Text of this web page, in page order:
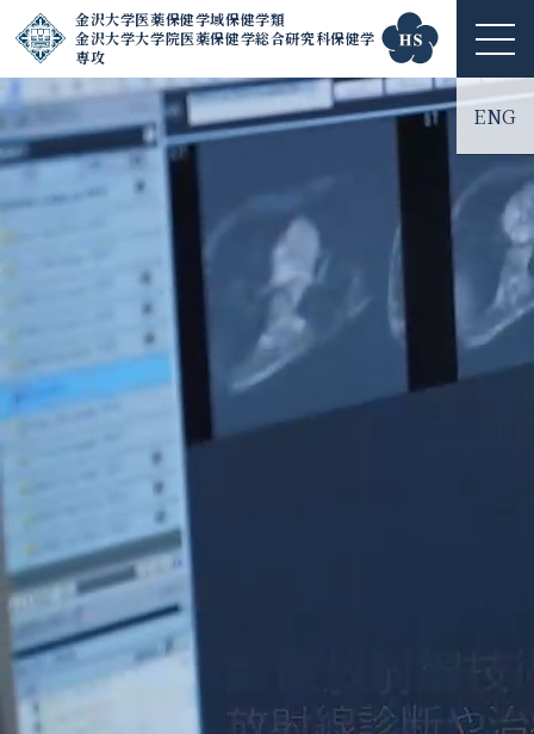
金沢大学医薬保健学域保健学類
金沢大学大学院医薬保健学総合研究科保健学
専攻
ME
NU
ENG